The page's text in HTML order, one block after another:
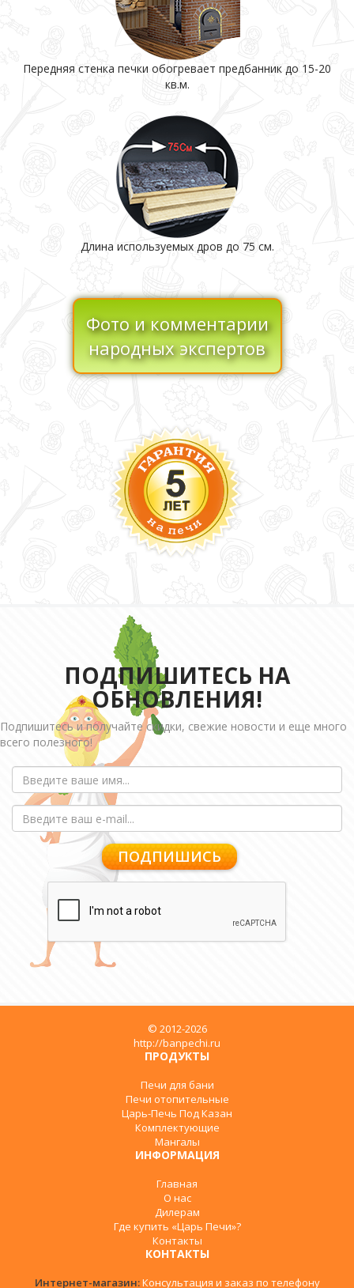
Передняя стенка печки обогревает предбанник до 15-20
кв.м.
Длина используемых дров до 75 см.
Фото и комментарии
народных экспертов
ПОДПИШИТЕСЬ НА
ОБНОВЛЕНИЯ!
Подпишитесь и получайте скидки, свежие новости и еще много
всего полезного!
© 2012-2026
http://banpechi.ru
ПРОДУКТЫ
Печи для бани
Печи отопительные
Царь-Печь Под Казан
Комплектующие
Мангалы
ИНФОРМАЦИЯ
Главная
О нас
Дилерам
Где купить «Царь Печи»?
Контакты
КОНТАКТЫ
Интернет-магазин:Консультация и заказ по телефону